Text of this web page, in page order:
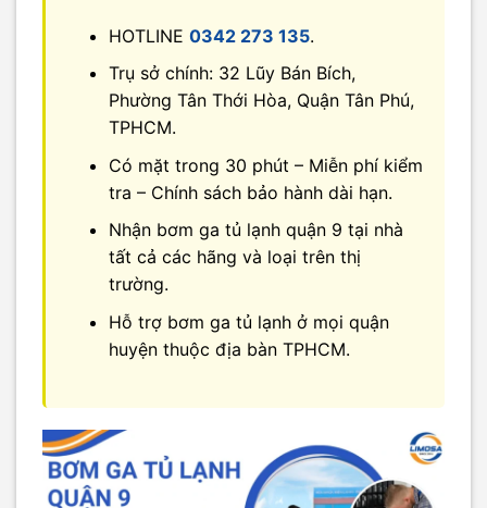
HOTLINE 0342 273 135.
Trụ sở chính: 32 Lũy Bán Bích,
Phường Tân Thới Hòa, Quận Tân Phú,
TPHCM.
Có mặt trong 30 phút – Miễn phí kiểm
tra – Chính sách bảo hành dài hạn.
Nhận bơm ga tủ lạnh quận 9 tại nhà
tất cả các hãng và loại trên thị
trường.
Hỗ trợ bơm ga tủ lạnh ở mọi quận
huyện thuộc địa bàn TPHCM.